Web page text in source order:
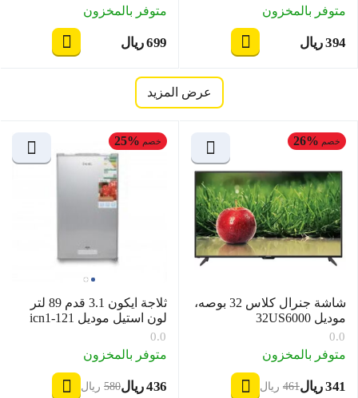
متوفر بالمخزون
ريال ‎‍394‍
متوفر بالمخزون
ريال ‎‍699‍
عرض المزيد
خصم 26%
شاشة جنرال كلاس 32 بوصه،
موديل 32US6000
0.0
متوفر بالمخزون
ريال ‎‍341‍ ريال ‎‍461‍
خصم 25%
ثلاجة ايكون 3.1 قدم 89 لتر
لون استيل موديل icn1-121
0.0
متوفر بالمخزون
ريال ‎‍436‍ ريال ‎‍580‍